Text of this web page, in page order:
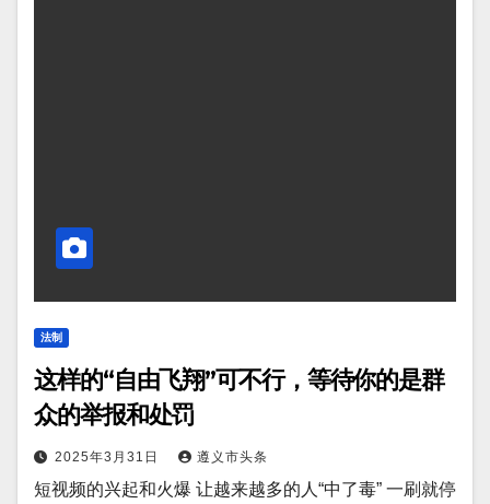
法制
这样的“自由飞翔”可不行，等待你的是群
众的举报和处罚
2025年3月31日 遵义市头条
短视频的兴起和火爆 让越来越多的人“中了毒” 一刷就停